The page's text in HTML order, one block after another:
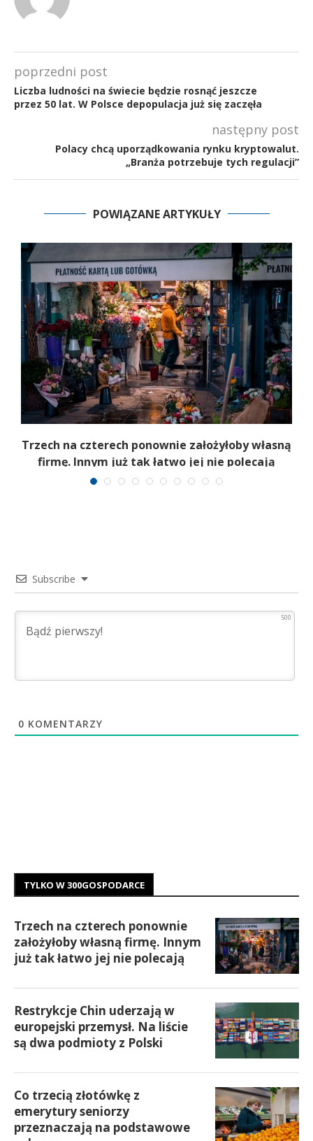
poprzedni post
Liczba ludności na świecie będzie rosnąć jeszcze
przez 50 lat. W Polsce depopulacja już się zaczęła
następny post
Polacy chcą uporządkowania rynku kryptowalut.
„Branża potrzebuje tych regulacji”
POWIĄZANE ARTYKUŁY
Trzech na czterech ponownie założyłoby własną
firmę. Innym już tak łatwo jej nie polecają
Subscribe
500
0 KOMENTARZY
TYLKO W 300GOSPODARCE
Trzech na czterech ponownie
założyłoby własną firmę. Innym
już tak łatwo jej nie polecają
Restrykcje Chin uderzają w
europejski przemysł. Na liście
są dwa podmioty z Polski
Co trzecią złotówkę z
emerytury seniorzy
przeznaczają na podstawowe